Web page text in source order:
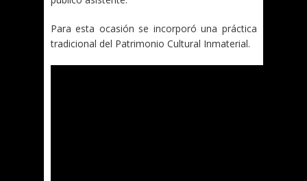
Para esta ocasión se incorporó una práctica
tradicional del Patrimonio Cultural Inmaterial.